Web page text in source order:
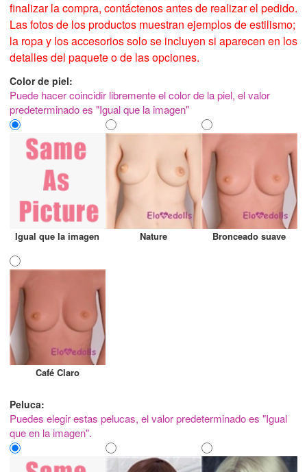
finalizar la compra, contáctenos antes de realizar el pedido.
Las fotos de los productos muestran ejemplos de estilismo;
la ropa y los accesorios solo se incluyen si aparecen en los
detalles del paquete o de las opciones.
Color de piel:
Puede hacer coincidir libremente el color de la piel, el valor
predeterminado es "Igual que la imagen"
Igual que la imagen Nature Bronceado suave
Café Claro
Peluca:
Puedes elegir estas pelucas, el valor predeterminado es "Igual
que en la imagen".